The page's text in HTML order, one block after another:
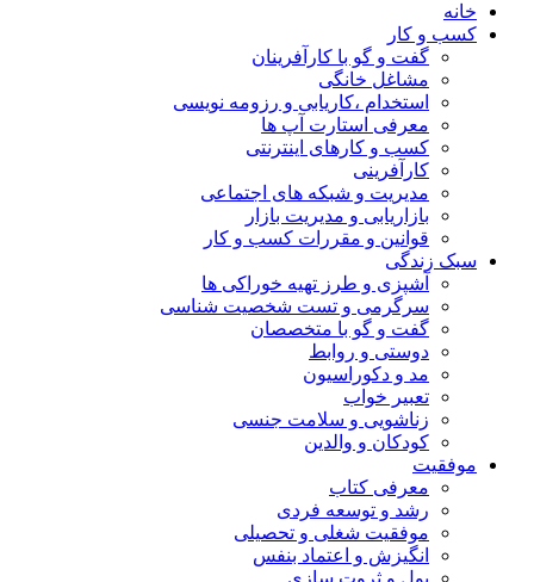
خانه
کسب و کار
گفت و گو با کارآفرینان
مشاغل خانگی
استخدام ،کاریابی و رزومه نویسی
معرفی استارت آپ ها
کسب و کارهای اینترنتی
کارآفرینی
مدیریت و شبکه های اجتماعی
بازاریابی و مدیریت بازار
قوانین و مقررات کسب و کار
سبک زندگی
آشپزی و طرز تهیه خوراکی ها
سرگرمی و تست شخصیت شناسی
گفت و گو با متخصصان
دوستی و روابط
مد و دکوراسیون
تعبیر خواب
زناشویی و سلامت جنسی
کودکان و والدین
موفقیت
معرفی کتاب
رشد و توسعه فردی
موفقیت شغلی و تحصیلی
انگیزش و اعتماد بنفس